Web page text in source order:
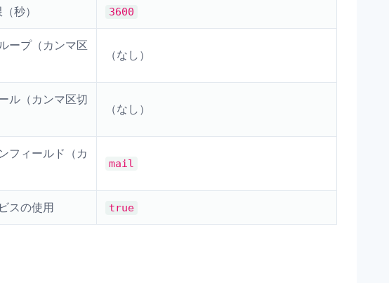
秒） 3600
ープ（カンマ区
（なし）
ル（カンマ区切
（なし）
フィールド（カ
mail
スの使用 true